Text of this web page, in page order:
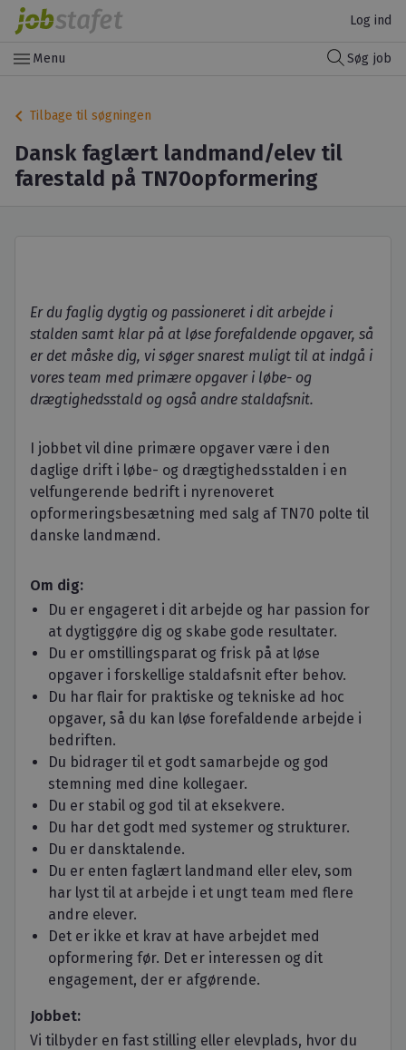
Log ind
menu Menu Søg job
keyboard_arrow_left Tilbage til søgningen
Dansk faglært landmand/elev til
farestald på TN70opformering
Er du faglig dygtig og passioneret i dit arbejde i
stalden samt klar på at løse forefaldende opgaver, så
er det måske dig, vi søger snarest muligt til at indgå i
vores team med primære opgaver i løbe- og
drægtighedsstald og også andre staldafsnit.
I jobbet vil dine primære opgaver være i den
daglige drift i løbe- og drægtighedsstalden i en
velfungerende bedrift i nyrenoveret
opformeringsbesætning med salg af TN70 polte til
danske landmænd.
Om dig:
Du er engageret i dit arbejde og har passion for
at dygtiggøre dig og skabe gode resultater.
Du er omstillingsparat og frisk på at løse
opgaver i forskellige staldafsnit efter behov.
Du har flair for praktiske og tekniske ad hoc
opgaver, så du kan løse forefaldende arbejde i
bedriften.
Du bidrager til et godt samarbejde og god
stemning med dine kollegaer.
Du er stabil og god til at eksekvere.
Du har det godt med systemer og strukturer.
Du er dansktalende.
Du er enten faglært landmand eller elev, som
har lyst til at arbejde i et ungt team med flere
andre elever.
Det er ikke et krav at have arbejdet med
opformering før. Det er interessen og dit
engagement, der er afgørende.
Jobbet:
Vi tilbyder en fast stilling eller elevplads, hvor du